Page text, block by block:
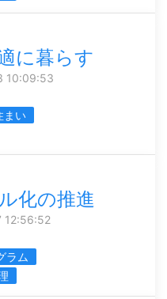
に暮らす
10:09:53
まい
化の推進
12:56:52
ラム